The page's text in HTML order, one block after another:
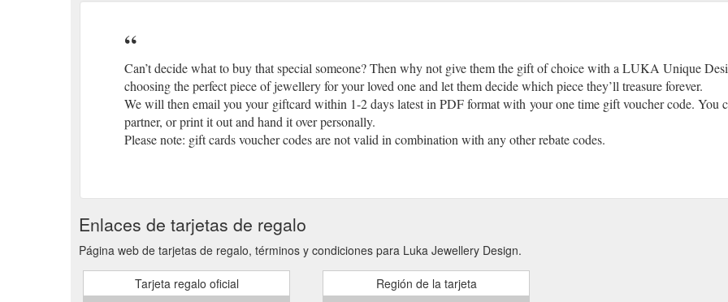
Can’t decide what to buy that special someone? Then why not give them the gift of choice with a LUKA Unique
choosing the perfect piece of jewellery for your loved one and let them decide which piece they’ll treasure forever.
We will then email you your giftcard within 1-2 days latest in PDF format with your one time gift voucher code. You
partner, or print it out and hand it over personally.
Please note: gift cards voucher codes are not valid in combination with any other rebate codes.
Enlaces de tarjetas de regalo
Página web de tarjetas de regalo, términos y condiciones para Luka Jewellery Design.
Tarjeta regalo oficial Región de la tarjeta